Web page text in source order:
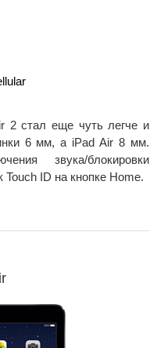
2 стал еще чуть легче и
6 мм, а iPad Air 8 мм.
звука/блокировки
Touch ID на кнопке Home.